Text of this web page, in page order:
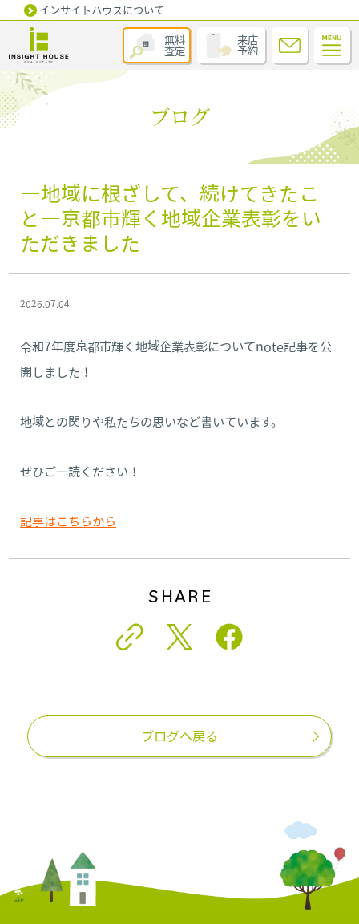
無料
査定
来店
予約
インサイトハウスについて
ブログ
―地域に根ざして、続けてきたこ
と―京都市輝く地域企業表彰をい
ただきました
2026.07.04
令和7年度京都市輝く地域企業表彰についてnote記事を公
開しました！
地域との関りや私たちの思いなど書いています。
ぜひご一読ください！
記事はこちらから
SHARE
ブログへ戻る